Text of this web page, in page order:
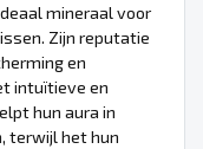
mineraal voor
Zijn reputatie
en
intuïtieve en
hun aura in
terwijl het hun